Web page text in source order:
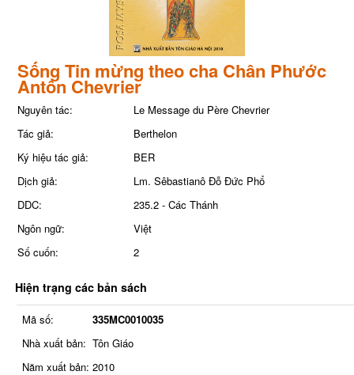
Sống Tin mừng theo cha Chân Phước
Antôn Chevrier
Nguyên tác:
Le Message du Père Chevrier
Tác giả:
Berthelon
Ký hiệu tác giả:
BER
Dịch giả:
Lm. Sêbastianô Đỗ Đức Phổ
DDC:
235.2 - Các Thánh
Ngôn ngữ:
Việt
Số cuốn:
2
Hiện trạng các bản sách
Mã số:
335MC0010035
Nhà xuất bản: Tôn Giáo
Năm xuất bản: 2010